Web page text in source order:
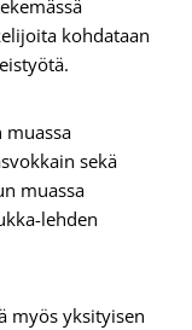
kohdataan
sekä
muassa
lehden
myös yksityisen